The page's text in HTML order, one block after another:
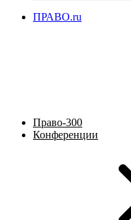
ПРАВО.ru
Право-300
Конференции